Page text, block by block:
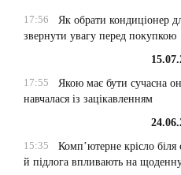
17:56
Як обрати кондиціонер
звернути увагу перед покупкою
17:55
Якою має бути сучасна
навчалася із зацікавленням
15:35
Комп’ютерне крісло біля
й підлога впливають на